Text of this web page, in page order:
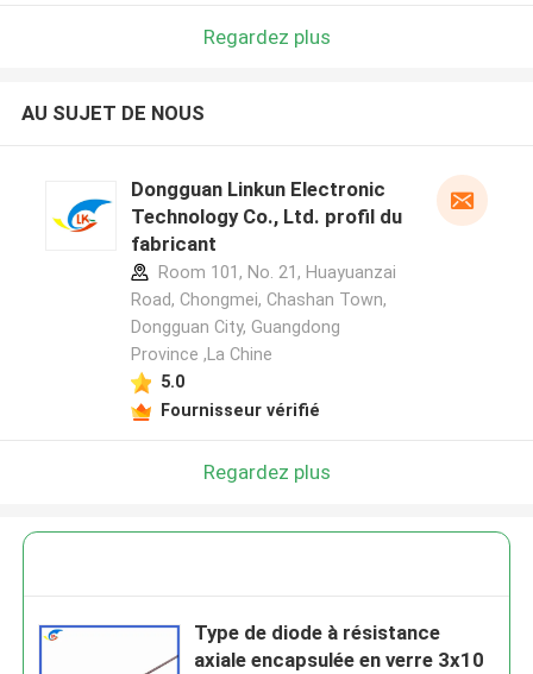
Regardez plus
AU SUJET DE NOUS
Dongguan Linkun Electronic
Technology Co., Ltd. profil du
fabricant
Room 101, No. 21, Huayuanzai
Road, Chongmei, Chashan Town,
Dongguan City, Guangdong
Province ,La Chine
5.0
Fournisseur vérifié
Regardez plus
Type de diode à résistance
axiale encapsulée en verre 3x10